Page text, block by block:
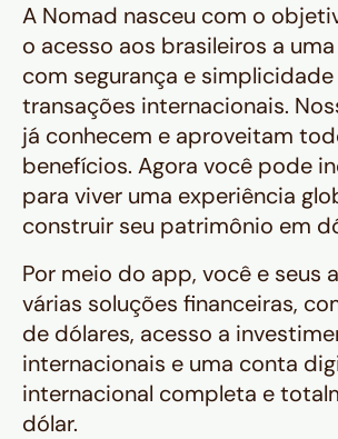
A Nomad nasceu com o
o acesso aos brasileiros a
com segurança e
transações internacionais.
já conhecem e aproveitam
benefícios. Agora você pode
para viver uma experiência
construir seu patrimônio em
Por meio do app, você e seus
várias soluções financeiras,
de dólares, acesso a
internacionais e uma conta
internacional completa e
dólar.